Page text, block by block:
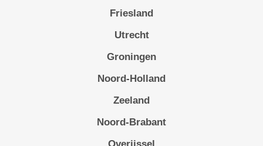
Friesland
Utrecht
Groningen
Noord-Holland
Zeeland
Noord-Brabant